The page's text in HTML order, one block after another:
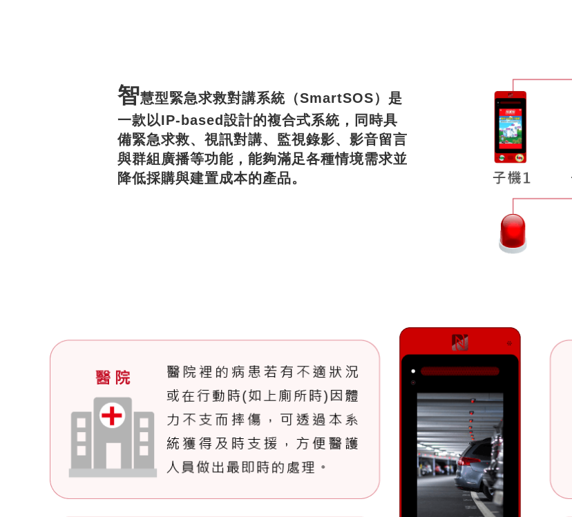
智慧型緊急求救對講系統（SmartSOS）是
一款以IP-based設計的複合式系統，同時具
備緊急求救、視訊對講、監視錄影、影音留言
與群組廣播等功能，能夠滿足各種情境需求並
降低採購與建置成本的產品。